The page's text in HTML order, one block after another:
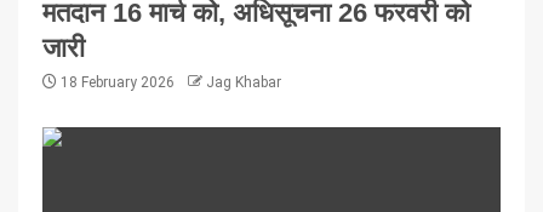
मतदान 16 मार्च को, अधिसूचना 26 फरवरी को
जारी
18 February 2026 Jag Khabar